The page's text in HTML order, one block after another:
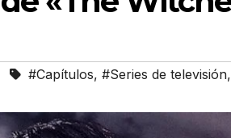
#Capítulos, #Series de televisión,